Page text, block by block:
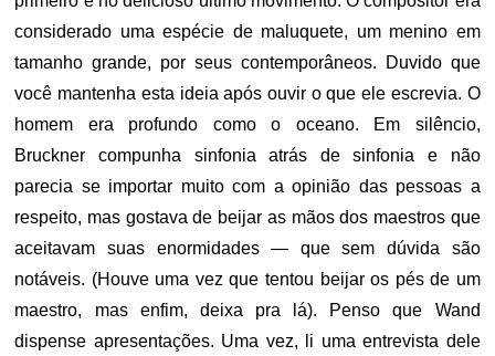
considerado uma espécie de maluquete, um menino em
tamanho grande, por seus contemporâneos. Duvido que
você mantenha esta ideia após ouvir o que ele escrevia. O
homem era profundo como o oceano. Em silêncio,
Bruckner compunha sinfonia atrás de sinfonia e não
parecia se importar muito com a opinião das pessoas a
respeito, mas gostava de beijar as mãos dos maestros que
aceitavam suas enormidades — que sem dúvida são
notáveis. (Houve uma vez que tentou beijar os pés de um
maestro, mas enfim, deixa pra lá). Penso que Wand
dispense apresentações. Uma vez, li uma entrevista dele